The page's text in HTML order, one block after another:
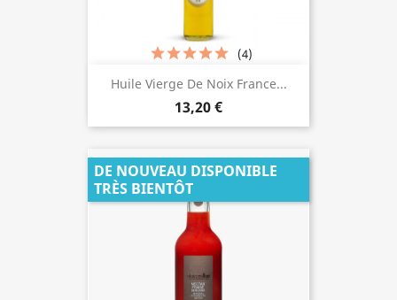
Huile Vierge De Noix France...
13,20 €
(4)
DE NOUVEAU DISPONIBLE
TRÈS BIENTÔT